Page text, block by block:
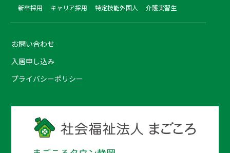
新卒採用 キャリア採用 特定技能外国人 介護実習生
お問い合わせ
入居申し込み
プライバシーポリシー